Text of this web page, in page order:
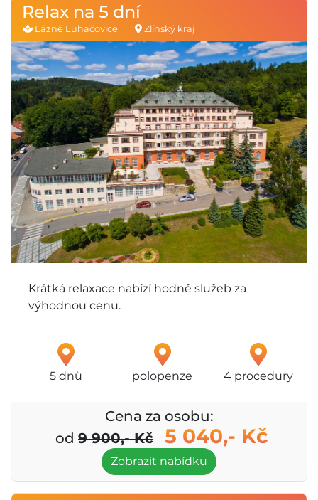
Relax na 5 dní
Lázně Luhačovice Zlínský kraj
Krátká relaxace nabízí hodně služeb za
výhodnou cenu.
5 dnů polopenze 4 procedury
Cena za osobu:
od 9 900,- Kč 5 040,- Kč
Zobrazit nabídku